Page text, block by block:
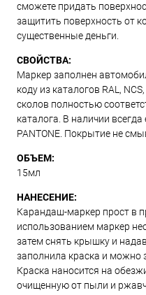
сможете придать
защитить поверхность от
существенные деньги.
СВОЙСТВА:
Маркер заполнен
коду из каталогов RAL,
сколов полностью
каталога. В наличии
PANTONE. Покрытие не
ОБЪЕМ:
15мл
НАНЕСЕНИЕ:
Карандаш-маркер прост в
использованием маркер
затем снять крышку и
заполнила краска и можно
Краска наносится на
очищенную от пыли и